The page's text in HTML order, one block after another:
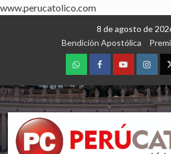
www.perucatolico.com
8 de agosto de
Bendición Apostólica
WhatsAppFacebookYoutube